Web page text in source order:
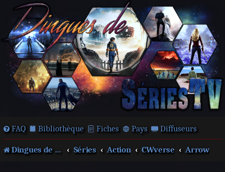
FAQ Bibliothèque Fiches Pays Diffuseurs
Dingues de séries télé ! Séries Action CWverse Arrow